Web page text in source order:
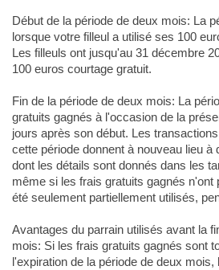
Début de la période de deux mois: La
lorsque votre filleul a utilisé ses 100
Les filleuls ont jusqu'au 31 décembre
100 euros courtage gratuit.
Fin de la période de deux mois: La
gratuits gagnés à l'occasion de la
jours après son début. Les
cette période donnent à nouveau lieu à
dont les détails sont donnés dans les
même si les frais gratuits gagnés n'ont
été seulement partiellement utilisés,
Avantages du parrain utilisés avant la
mois: Si les frais gratuits gagnés sont
l'expiration de la période de deux mois,